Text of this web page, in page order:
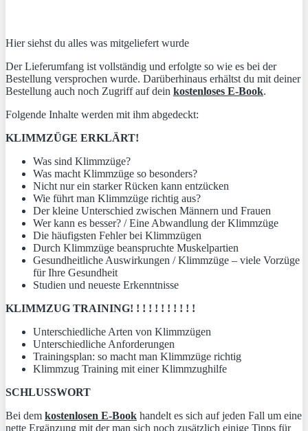
Hier siehst du alles was mitgeliefert wurde
Der Lieferumfang ist vollständig und erfolgte so wie es bei der
Bestellung versprochen wurde. Darüberhinaus erhältst du mit deiner
Bestellung auch noch Zugriff auf dein kostenloses E-Book.
Folgende Inhalte werden mit ihm abgedeckt:
KLIMMZÜGE ERKLÄRT!
Was sind Klimmzüge?
Was macht Klimmzüge so besonders?
Nicht nur ein starker Rücken kann entzücken
Wie führt man Klimmzüge richtig aus?
Der kleine Unterschied zwischen Männern und Frauen
Wer kann es besser? / Eine Abwandlung der Klimmzüge
Die häufigsten Fehler bei Klimmzügen
Durch Klimmzüge beanspruchte Muskelpartien
Gesundheitliche Auswirkungen / Klimmzüge – viele Vorzüge
für Ihre Gesundheit
Studien und neueste Erkenntnisse
KLIMMZUG TRAINING! ! ! ! ! ! ! ! ! ! !
Unterschiedliche Arten von Klimmzügen
Unterschiedliche Anforderungen
Trainingsplan: so macht man Klimmzüge richtig
Klimmzug Training mit einer Klimmzughilfe
SCHLUSSWORT
Bei dem kostenlosen E-Book handelt es sich auf jeden Fall um eine
nette Ergänzung mit der man sich noch zusätzlich einige Tipps für